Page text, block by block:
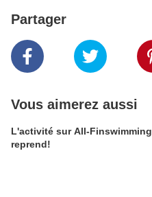
Partager
Vous aimerez aussi
L'activité sur All-Finswimming
reprend!